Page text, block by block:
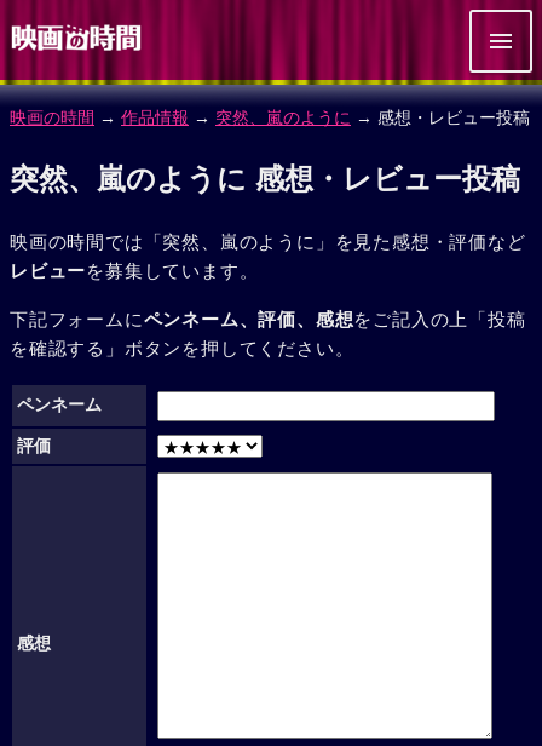
映画の時間 → 作品情報 → 突然、嵐のように → 感想・レビュー投稿
突然、嵐のように 感想・レビュー投稿
映画の時間では「突然、嵐のように」を見た感想・評価など
レビューを募集しています。
下記フォームにペンネーム、評価、感想をご記入の上「投稿
を確認する」ボタンを押してください。
ペンネーム
評価
感想